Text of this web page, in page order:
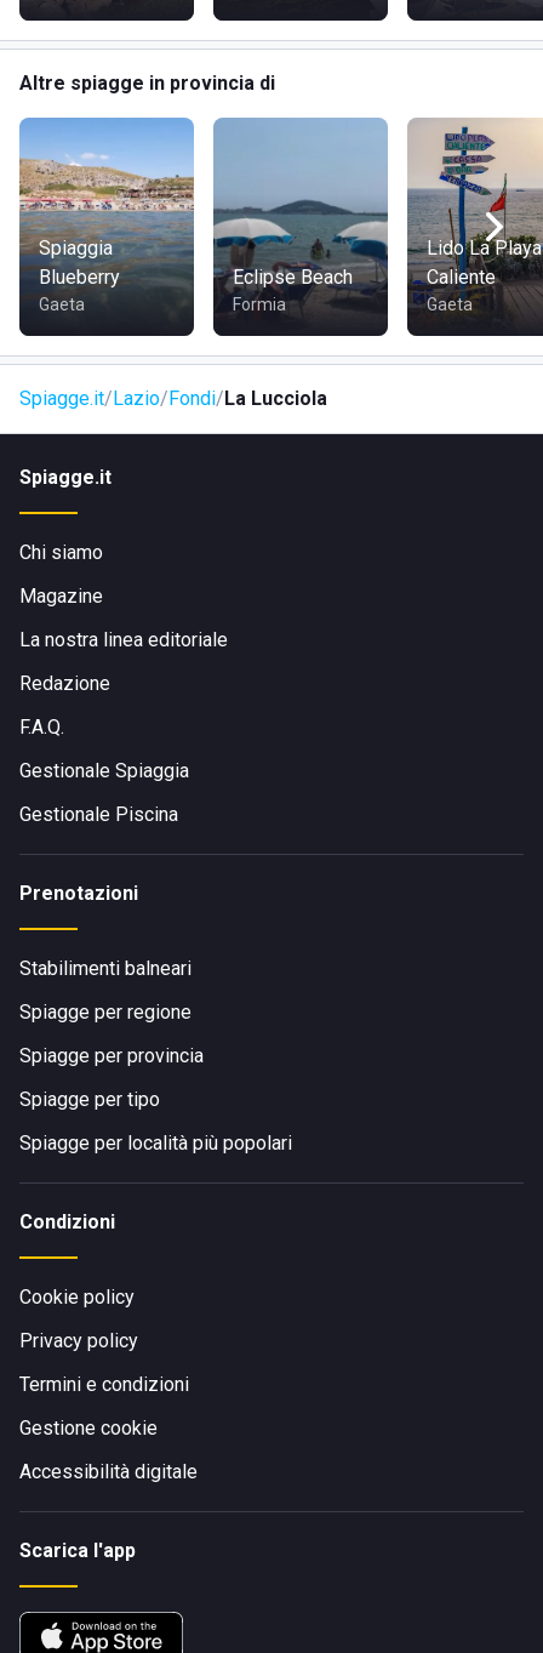
Altre spiagge in provincia di
Spiaggia
Blueberry
Gaeta
Eclipse Beach
Formia
Lido La Playa
Caliente
Gaeta
Spiagge.it Lazio Fondi La Lucciola
Spiagge.it
Chi siamo
Magazine
La nostra linea editoriale
Redazione
F.A.Q.
Gestionale Spiaggia
Gestionale Piscina
Prenotazioni
Stabilimenti balneari
Spiagge per regione
Spiagge per provincia
Spiagge per tipo
Spiagge per località più popolari
Condizioni
Cookie policy
Privacy policy
Termini e condizioni
Gestione cookie
Accessibilità digitale
Scarica l'app